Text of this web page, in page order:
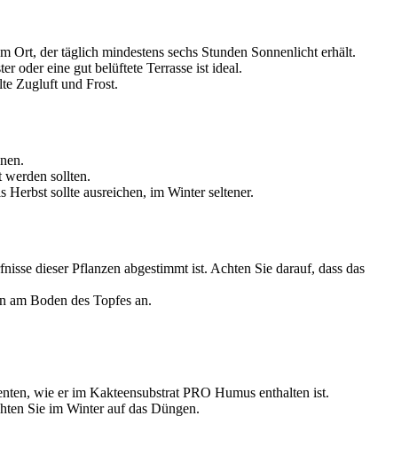
der täglich mindestens sechs Stunden Sonnenlicht erhält.
oder eine gut belüftete Terrasse ist ideal.
Zugluft und Frost.
werden sollten.
sollte ausreichen, im Winter seltener.
dieser Pflanzen abgestimmt ist. Achten Sie darauf, dass das
am Boden des Topfes an.
wie er im Kakteensubstrat PRO Humus enthalten ist.
Sie im Winter auf das Düngen.